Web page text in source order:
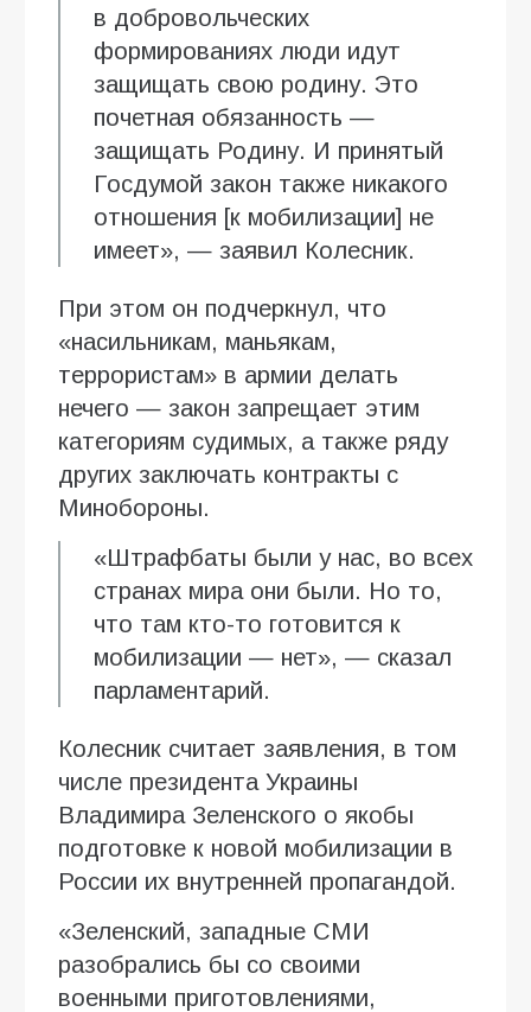
в добровольческих
формированиях люди идут
защищать свою родину. Это
почетная обязанность —
защищать Родину. И принятый
Госдумой закон также никакого
отношения [к мобилизации] не
имеет», — заявил Колесник.
При этом он подчеркнул, что
«насильникам, маньякам,
террористам» в армии делать
нечего — закон запрещает этим
категориям судимых, а также ряду
других заключать контракты с
Минобороны.
«Штрафбаты были у нас, во всех
странах мира они были. Но то,
что там кто-то готовится к
мобилизации — нет», — сказал
парламентарий.
Колесник считает заявления, в том
числе президента Украины
Владимира Зеленского о якобы
подготовке к новой мобилизации в
России их внутренней пропагандой.
«Зеленский, западные СМИ
разобрались бы со своими
военными приготовлениями,